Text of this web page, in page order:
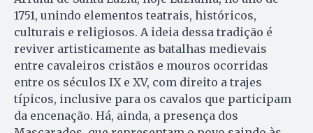
1751, unindo elementos teatrais, históricos,
culturais e religiosos. A ideia dessa tradição é
reviver artisticamente as batalhas medievais
entre cavaleiros cristãos e mouros ocorridas
entre os séculos IX e XV, com direito a trajes
típicos, inclusive para os cavalos que participam
da encenação. Há, ainda, a presença dos